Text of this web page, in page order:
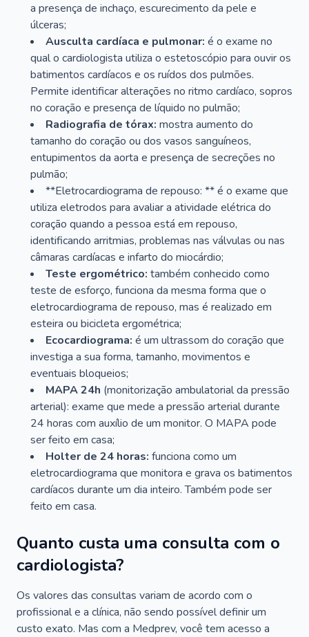
a presença de inchaço, escurecimento da pele e
úlceras;
Ausculta cardíaca e pulmonar: é o exame no
qual o cardiologista utiliza o estetoscópio para ouvir os
batimentos cardíacos e os ruídos dos pulmões.
Permite identificar alterações no ritmo cardíaco, sopros
no coração e presença de líquido no pulmão;
Radiografia de tórax: mostra aumento do
tamanho do coração ou dos vasos sanguíneos,
entupimentos da aorta e presença de secreções no
pulmão;
**Eletrocardiograma de repouso: ** é o exame que
utiliza eletrodos para avaliar a atividade elétrica do
coração quando a pessoa está em repouso,
identificando arritmias, problemas nas válvulas ou nas
câmaras cardíacas e infarto do miocárdio;
Teste ergométrico: também conhecido como
teste de esforço, funciona da mesma forma que o
eletrocardiograma de repouso, mas é realizado em
esteira ou bicicleta ergométrica;
Ecocardiograma: é um ultrassom do coração que
investiga a sua forma, tamanho, movimentos e
eventuais bloqueios;
MAPA 24h (monitorização ambulatorial da pressão
arterial): exame que mede a pressão arterial durante
24 horas com auxílio de um monitor. O MAPA pode
ser feito em casa;
Holter de 24 horas: funciona como um
eletrocardiograma que monitora e grava os batimentos
cardíacos durante um dia inteiro. Também pode ser
feito em casa.
Quanto custa uma consulta com o
cardiologista?
Os valores das consultas variam de acordo com o
profissional e a clínica, não sendo possível definir um
custo exato. Mas com a Medprev, você tem acesso a